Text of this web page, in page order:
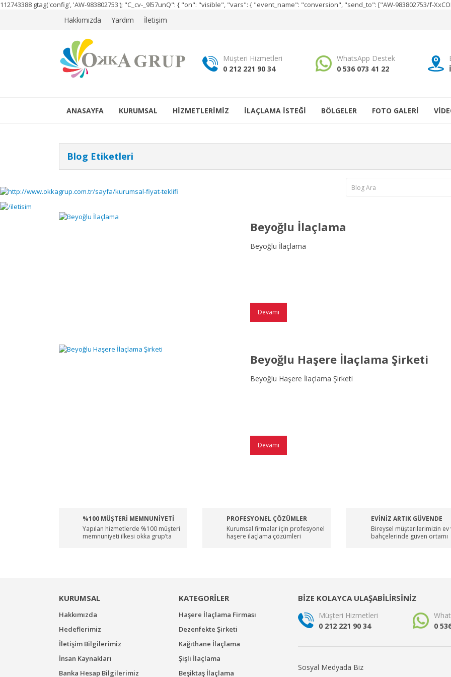
112743388 gtag('config', 'AW-983802753'); "C_cv-_9l57unQ": { "on": "visible", "vars": { "event_name": "conversion", "send_to": ["AW-983802753/f-
Hakkımızda Yardım İletişim
Müşteri Hizmetleri
0 212 221 90 34
WhatsApp Destek
0 536 073 41 22
ANASAYFA KURUMSAL HİZMETLERİMİZ İLAÇLAMA İSTEĞİ BÖLGELER FOTO GALERİ
Blog Etiketleri
Beyoğlu İlaçlama
Beyoğlu İlaçlama
Devamı
Beyoğlu Haşere İlaçlama Şirketi
Beyoğlu Haşere İlaçlama Şirketi
Devamı
%100 MÜŞTERİ MEMNUNİYETİ
Yapılan hizmetlerde %100 müşteri
memnuniyeti ilkesi okka grup’ta
PROFESYONEL ÇÖZÜMLER
Kurumsal firmalar için profesyonel
haşere ilaçlama çözümleri
EVİNİZ ARTIK GÜVENDE
Bireysel müşterilerimizin ev
bahçelerinde güven ortamı
KURUMSAL
Hakkımızda
Hedeflerimiz
İletişim Bilgilerimiz
İnsan Kaynakları
Banka Hesap Bilgilerimiz
KATEGORİLER
Haşere İlaçlama Firması
Dezenfekte Şirketi
Kağıthane İlaçlama
Şişli İlaçlama
Beşiktaş İlaçlama
BİZE KOLAYCA ULAŞABİLİRSİNİZ
Müşteri Hizmetleri
0 212 221 90 34
0
Sosyal Medyada Biz